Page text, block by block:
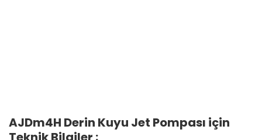
AJDm4H Derin Kuyu Jet Pompası için